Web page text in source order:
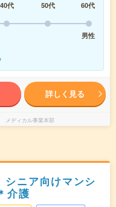
40代 50代
60代
男性
詳しく見る
メディカル事業本部
シニア向けマンシ
介護